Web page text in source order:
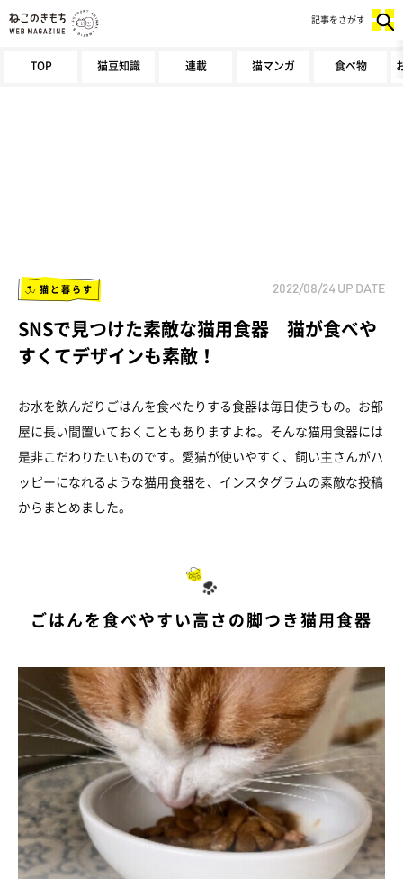
TOP 猫豆知識 連載 猫マンガ 食べ物
記事をさがす
猫と暮らす 2022/08/24 UP DATE
SNSで見つけた素敵な猫用食器 猫が食べや
すくてデザインも素敵！
お水を飲んだりごはんを食べたりする食器は毎日使うもの。お部
屋に長い間置いておくこともありますよね。そんな猫用食器には
是非こだわりたいものです。愛猫が使いやすく、飼い主さんがハ
ッピーになれるような猫用食器を、インスタグラムの素敵な投稿
からまとめました。
ごはんを食べやすい高さの脚つき猫用食器